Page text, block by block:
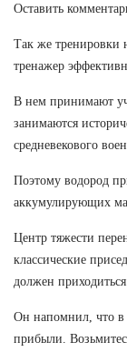
Оставить
Так же тренировки
тренажер
В нем принимают
занимаются
средневекового
Поэтому водород
аккумулирующих
Центр тяжести
классические
должен
Он напомнил, что в
прибыли.